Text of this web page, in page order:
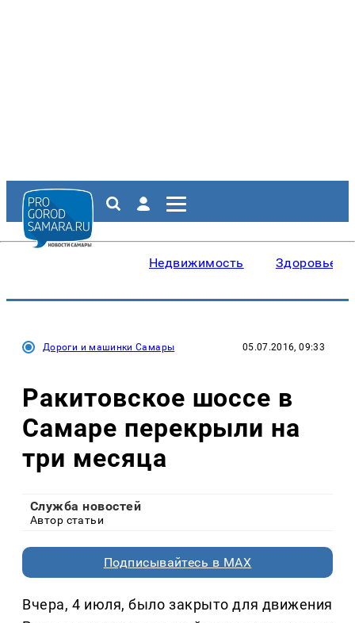
Недвижимость Здоровье
Дороги и машинки Самары 05.07.2016, 09:33
Ракитовское шоссе в
Самаре перекрыли на
три месяца
Служба новостей
Автор статьи
Подписывайтесь в MAX
Вчера, 4 июля, было закрыто для движения